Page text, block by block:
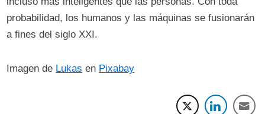
probabilidad, los humanos y las máquinas se fusionarán
a fines del siglo XXI.
Imagen de Lukas en Pixabay